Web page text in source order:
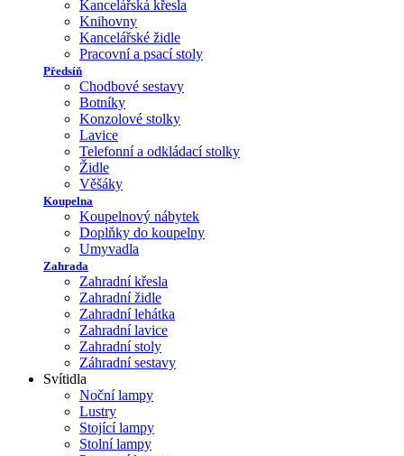
Kancelářská křesla
Knihovny
Kancelářské židle
Pracovní a psací stoly
Předsíň
Chodbové sestavy
Botníky
Konzolové stolky
Lavice
Telefonní a odkládací stolky
Židle
Věšáky
Koupelna
Koupelnový nábytek
Doplňky do koupelny
Umyvadla
Zahrada
Zahradní křesla
Zahradní židle
Zahradní lehátka
Zahradní lavice
Zahradní stoly
Záhradní sestavy
Svítidla
Noční lampy
Lustry
Stojící lampy
Stolní lampy